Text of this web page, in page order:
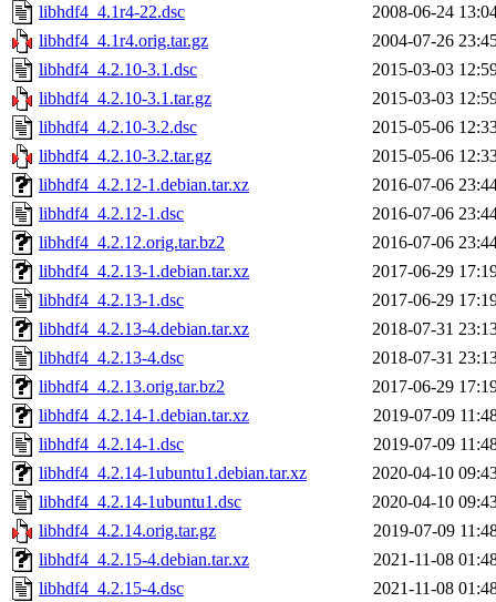
libhdf4_4.1r4-22.dsc
2008-06-24
libhdf4_4.1r4.orig.tar.gz
2004-07-26
libhdf4_4.2.10-3.1.dsc
2015-03-03
libhdf4_4.2.10-3.1.tar.gz
2015-03-03
libhdf4_4.2.10-3.2.dsc
2015-05-06
libhdf4_4.2.10-3.2.tar.gz
2015-05-06
libhdf4_4.2.12-1.debian.tar.xz
2016-07-06
libhdf4_4.2.12-1.dsc
2016-07-06
libhdf4_4.2.12.orig.tar.bz2
2016-07-06
libhdf4_4.2.13-1.debian.tar.xz
2017-06-29
libhdf4_4.2.13-1.dsc
2017-06-29
libhdf4_4.2.13-4.debian.tar.xz
2018-07-31
libhdf4_4.2.13-4.dsc
2018-07-31
libhdf4_4.2.13.orig.tar.bz2
2017-06-29
libhdf4_4.2.14-1.debian.tar.xz
2019-07-09
libhdf4_4.2.14-1.dsc
2019-07-09
libhdf4_4.2.14-1ubuntu1.debian.tar.xz
2020-04-10
libhdf4_4.2.14-1ubuntu1.dsc
2020-04-10
libhdf4_4.2.14.orig.tar.gz
2019-07-09
libhdf4_4.2.15-4.debian.tar.xz
2021-11-08
libhdf4_4.2.15-4.dsc
2021-11-08